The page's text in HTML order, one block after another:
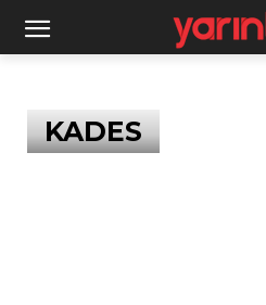
KADES